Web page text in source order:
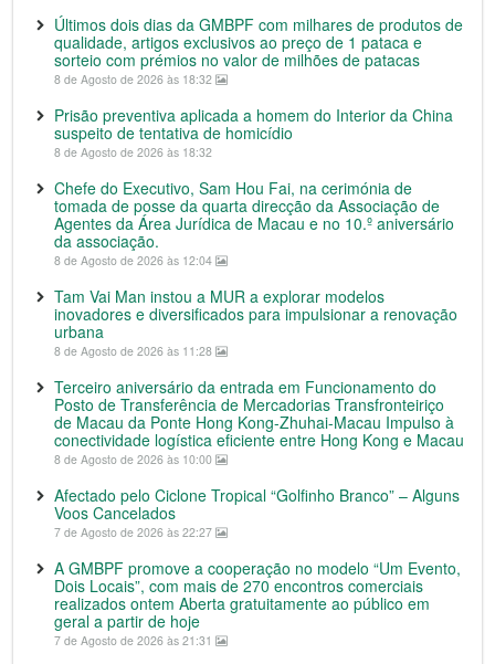
Últimos dois dias da GMBPF com milhares de produtos de
qualidade, artigos exclusivos ao preço de 1 pataca e
sorteio com prémios no valor de milhões de patacas
8 de Agosto de 2026 às 18:32
Prisão preventiva aplicada a homem do Interior da China
suspeito de tentativa de homicídio
8 de Agosto de 2026 às 18:32
Chefe do Executivo, Sam Hou Fai, na cerimónia de
tomada de posse da quarta direcção da Associação de
Agentes da Área Jurídica de Macau e no 10.º aniversário
da associação.
8 de Agosto de 2026 às 12:04
Tam Vai Man instou a MUR a explorar modelos
inovadores e diversificados para impulsionar a renovação
urbana
8 de Agosto de 2026 às 11:28
Terceiro aniversário da entrada em Funcionamento do
Posto de Transferência de Mercadorias Transfronteiriço
de Macau da Ponte Hong Kong-Zhuhai-Macau Impulso à
conectividade logística eficiente entre Hong Kong e Macau
8 de Agosto de 2026 às 10:00
Afectado pelo Ciclone Tropical “Golfinho Branco” – Alguns
Voos Cancelados
7 de Agosto de 2026 às 22:27
A GMBPF promove a cooperação no modelo “Um Evento,
Dois Locais”, com mais de 270 encontros comerciais
realizados ontem Aberta gratuitamente ao público em
geral a partir de hoje
7 de Agosto de 2026 às 21:31